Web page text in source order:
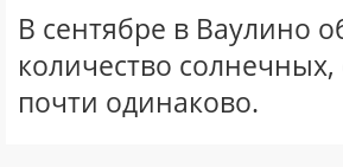
В сентябре в Ваулино
количество
почти одинаково.